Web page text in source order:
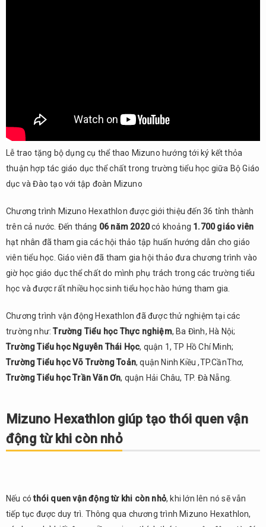
Lễ trao tặng bộ dụng cụ thể thao Mizuno hướng tới ký kết thỏa
thuận hợp tác giáo dục thể chất trong trường tiểu học giữa Bộ Giáo
dục và Đào tạo với tập đoàn Mizuno
Chương trình Mizuno Hexathlon được giới thiệu đến 36 tỉnh thành
trên cả nước. Đến tháng 06 năm 2020có khoảng 1.700 giáo viên
hạt nhân đã tham gia các hội thảo tập huấn hướng dẫn cho giáo
viên tiểu học. Giáo viên đã tham gia hội thảo đưa chương trình vào
giờ học giáo dục thể chất do mình phụ trách trong các trường tiểu
học và được rất nhiều học sinh tiểu học hào hứng tham gia.
Chương trình vận động Hexathlon đã được thử nghiệm tại các
trường như:Trường Tiểu học Thực nghiệm, Ba Đình, Hà Nội;
Trường Tiểu học Nguyễn Thái Học, quận 1, TP Hồ Chí Minh;
Trường Tiểu học Võ Trường Toản, quận Ninh Kiều ,TP.CầnThơ,
Trường Tiểu học Trần Văn Ơn, quận Hải Châu, TP. Đà Nẵng.
Mizuno Hexathlon giúp tạo thói quen vận
động từ khi còn nhỏ
Nếu cóthói quen vận động từ khi còn nhỏ, khi lớn lên nó sẽ vẫn
tiếp tục được duy trì. Thông qua chương trình Mizuno Hexathlon,